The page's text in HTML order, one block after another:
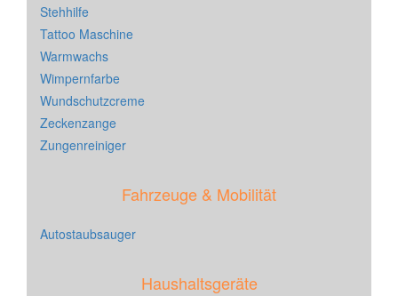
Stehhilfe
Tattoo Maschine
Warmwachs
Wimpernfarbe
Wundschutzcreme
Zeckenzange
Zungenreiniger
Fahrzeuge & Mobilität
Autostaubsauger
Haushaltsgeräte